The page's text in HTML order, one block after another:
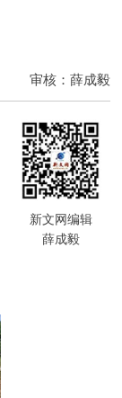
审核：薛成毅
新文网编辑
薛成毅